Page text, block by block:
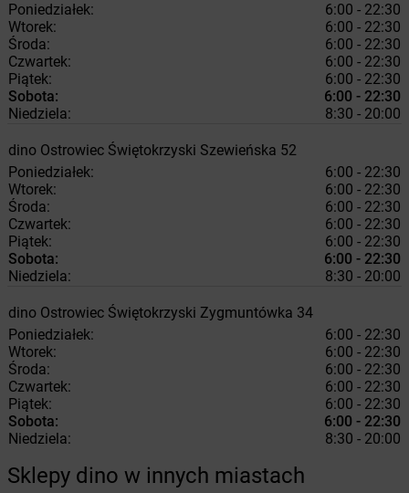
Poniedziałek:
6:00 - 22:30
Wtorek:
6:00 - 22:30
Środa:
6:00 - 22:30
Czwartek:
6:00 - 22:30
Piątek:
6:00 - 22:30
Sobota:
6:00 - 22:30
Niedziela:
8:30 - 20:00
dino Ostrowiec Świętokrzyski Szewieńska 52
Poniedziałek:
6:00 - 22:30
Wtorek:
6:00 - 22:30
Środa:
6:00 - 22:30
Czwartek:
6:00 - 22:30
Piątek:
6:00 - 22:30
Sobota:
6:00 - 22:30
Niedziela:
8:30 - 20:00
dino Ostrowiec Świętokrzyski Zygmuntówka 34
Poniedziałek:
6:00 - 22:30
Wtorek:
6:00 - 22:30
Środa:
6:00 - 22:30
Czwartek:
6:00 - 22:30
Piątek:
6:00 - 22:30
Sobota:
6:00 - 22:30
Niedziela:
8:30 - 20:00
Sklepy dino w innych miastach